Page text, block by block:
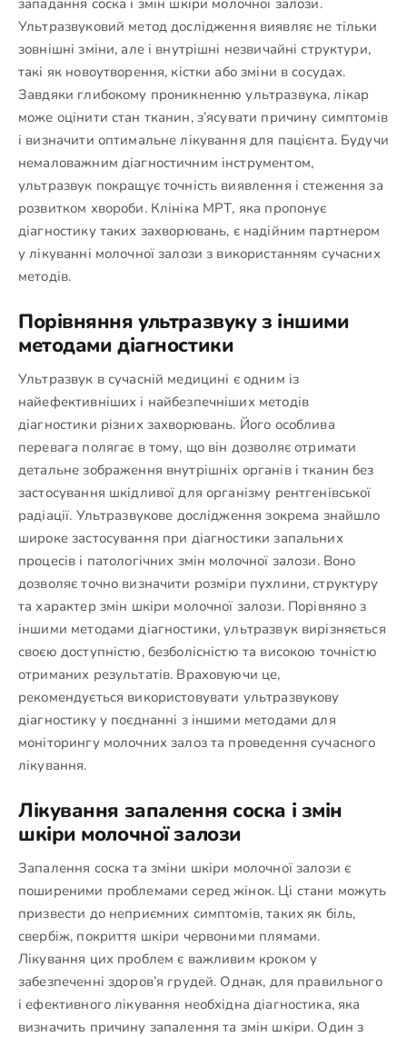
Ультразвуковий метод дослідження виявляє не тільки
зовнішні зміни, але і внутрішні незвичайні структури,
такі як новоутворення, кістки або зміни в сосудах.
Завдяки глибокому проникненню ультразвука, лікар
може оцінити стан тканин, з’ясувати причину симптомів
і визначити оптимальне лікування для пацієнта. Будучи
немаловажним діагностичним інструментом,
ультразвук покращує точність виявлення і стеження за
розвитком хвороби. Клініка МРТ, яка пропонує
діагностику таких захворювань, є надійним партнером
у лікуванні молочної залози з використанням сучасних
методів.
Порівняння ультразвуку з іншими
методами діагностики
Ультразвук в сучасній медицині є одним із
найефективніших і найбезпечніших методів
діагностики різних захворювань. Його особлива
перевага полягає в тому, що він дозволяє отримати
детальне зображення внутрішніх органів і тканин без
застосування шкідливої для організму рентгенівської
радіації. Ультразвукове дослідження зокрема знайшло
широке застосування при діагностики запальних
процесів і патологічних змін молочної залози. Воно
дозволяє точно визначити розміри пухлини, структуру
та характер змін шкіри молочної залози. Порівняно з
іншими методами діагностики, ультразвук вирізняється
своєю доступністю, безболісністю та високою точністю
отриманих результатів. Враховуючи це,
рекомендується використовувати ультразвукову
діагностику у поєднанні з іншими методами для
моніторингу молочних залоз та проведення сучасного
лікування.
Лікування запалення соска і змін
шкіри молочної залози
Запалення соска та зміни шкіри молочної залози є
поширеними проблемами серед жінок. Ці стани можуть
призвести до неприємних симптомів, таких як біль,
свербіж, покриття шкіри червоними плямами.
Лікування цих проблем є важливим кроком у
забезпеченні здоров’я грудей. Однак, для правильного
і ефективного лікування необхідна діагностика, яка
визначить причину запалення та змін шкіри. Один з